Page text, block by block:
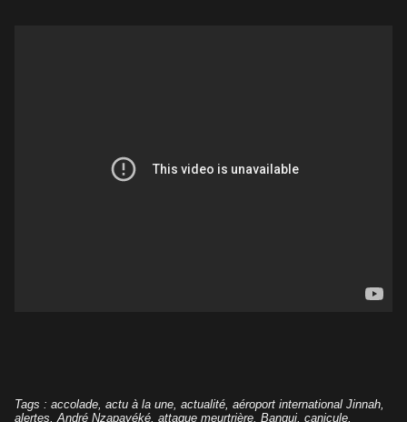
Tags : accolade actu à la une actualité aéroport international Jinnah
alertes André Nzapayéké attaque meurtrière Bangui canicule